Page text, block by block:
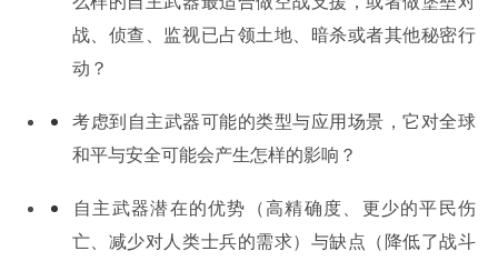
战、侦查、监视已占领土地、暗杀或者其他秘密行
动？
考虑到自主武器可能的类型与应用场景，它对全球
和平与安全可能会产生怎样的影响？
自主武器潜在的优势（高精确度、更少的平民伤
亡、减少对人类士兵的需求）与缺点（降低了战斗